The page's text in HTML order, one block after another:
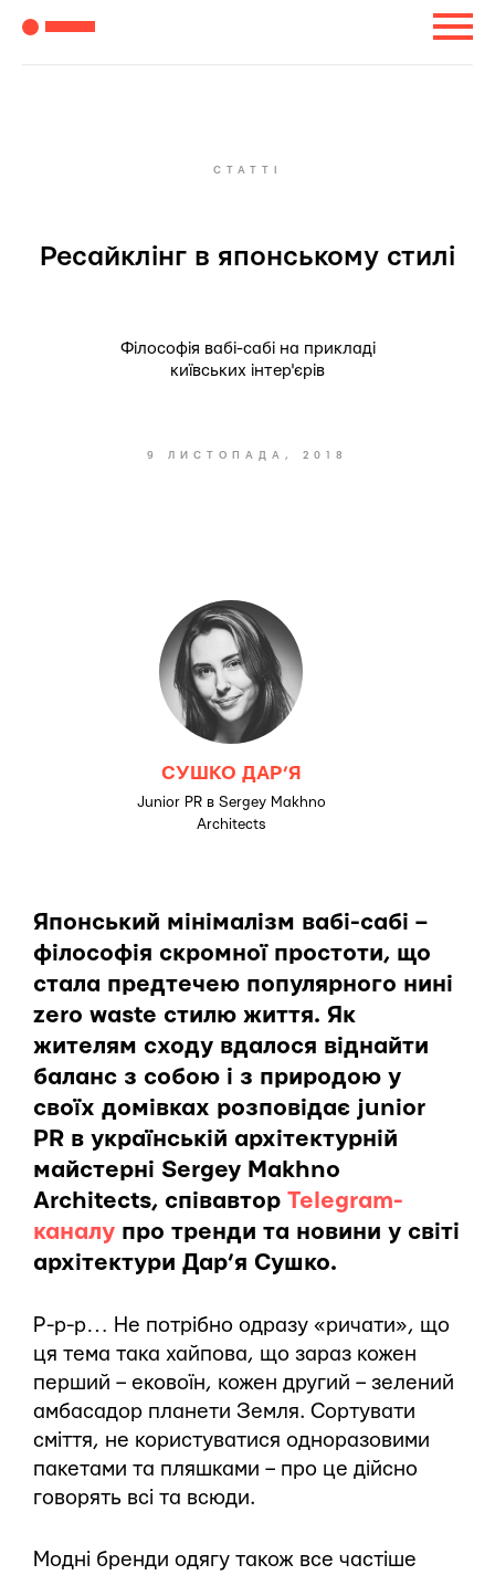
СТАТТІ
Ресайклінг в японському стилі
Філософія вабі-сабі на прикладі
київських інтер'єрів
9 ЛИСТОПАДА, 2018
СУШКО ДАР’Я
Junior PR в Sergey Makhno
Architects
Японський мінімалізм вабі-сабі –
філософія скромної простоти, що
стала предтечею популярного нині
zero waste стилю життя. Як
жителям сходу вдалося віднайти
баланс з собою і з природою у
своїх домівках розповідає junior
PR в українській архітектурній
майстерні Sergey Makhno
Architects, співавтор Telegram-
каналу про тренди та новини у світі
архітектури Дар’я Сушко.
Р-р-р… Не потрібно одразу «ричати», що
ця тема така хайпова, що зараз кожен
перший – ековоїн, кожен другий – зелений
амбасадор планети Земля. Сортувати
сміття, не користуватися одноразовими
пакетами та пляшками – про це дійсно
говорять всі та всюди.
Модні бренди одягу також все частіше